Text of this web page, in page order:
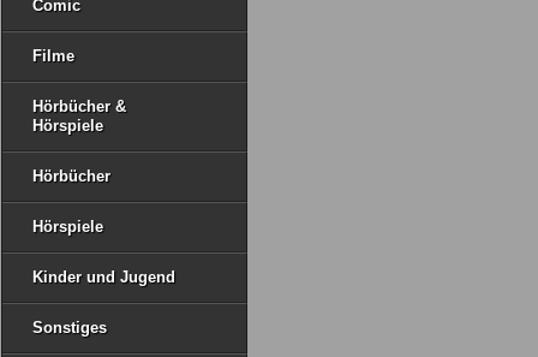
Comic
Filme
Hörbücher &
Hörspiele
Hörbücher
Hörspiele
Kinder und Jugend
Sonstiges